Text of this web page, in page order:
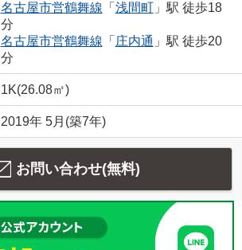
名古屋市営鶴舞線 「 浅間町」駅 徒歩18
分
名古屋市営鶴舞線 「 庄内通 」駅 徒歩20
分
1K(26.08㎡)
2019年 5月(築7年)
お問い合わせ(無料)